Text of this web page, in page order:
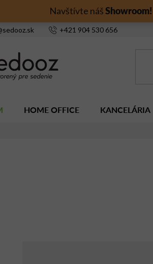
Navštívte nášShowroom!
sedooz.sk +421 904 530 656
HOME OFFICE KANCELÁRIA